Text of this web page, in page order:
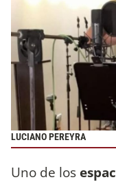
LUCIANO PEREYRA
Uno de los